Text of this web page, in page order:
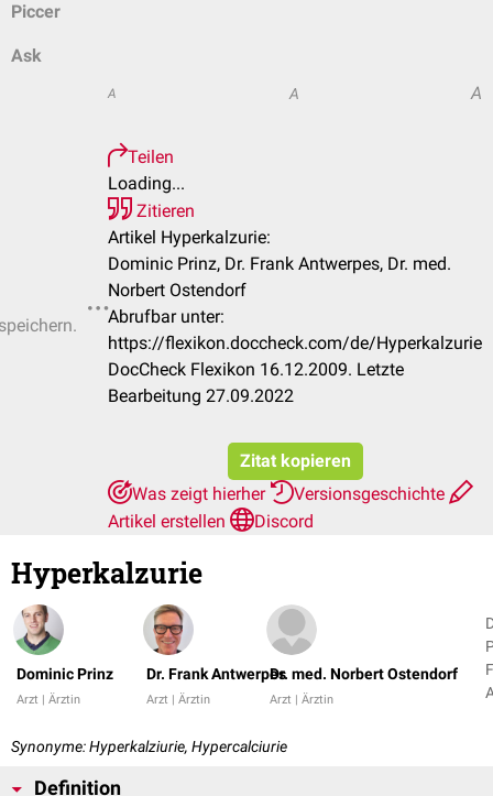
Piccer
Ask
A A A
Teilen
Loading...
Zitieren
Artikel Hyperkalzurie:
Dominic Prinz, Dr. Frank Antwerpes, Dr. med.
Norbert Ostendorf
Abrufbar unter:
https://flexikon.doccheck.com/de/Hyperkalzurie
DocCheck Flexikon 16.12.2009. Letzte
Bearbeitung 27.09.2022
Zitat kopieren
Was zeigt hierher
Versionsgeschichte
Artikel erstellen
Discord
Hyperkalzurie
Dominic Prinz
Arzt | Ärztin
Dr. Frank Antwerpes
Arzt | Ärztin
Dr. med. Norbert Ostendorf
Arzt | Ärztin
Synonyme: Hyperkalziurie, Hypercalciurie
Definition